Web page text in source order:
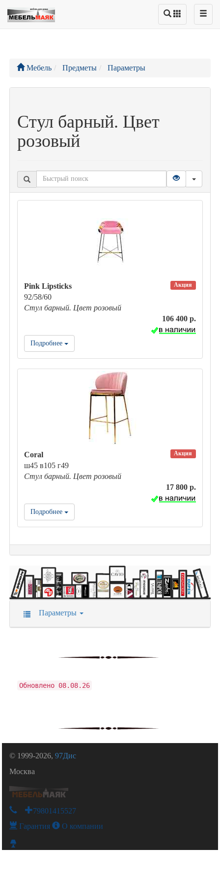
Мебель Предметы Параметры
Стул барный. Цвет
розовый
Акция
Pink Lipsticks
92/58/60
Стул барный. Цвет розовый
106 400 р.
Подробнее
Акция
Coral
ш45 в105 г49
Стул барный. Цвет розовый
17 800 р.
Подробнее
Параметры
Обновлено 08.08.26
© 1999-2026,97Дис
Москва
+79801415527
Гарантия О компании